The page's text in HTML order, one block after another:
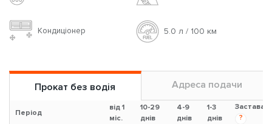
Кондиціонер 5.0 л / 100 км
Прокат без водія Адреса подачи
Період
від 1
міс.
10-29
днів
4-9
днів
1-3
днів
Застава
?